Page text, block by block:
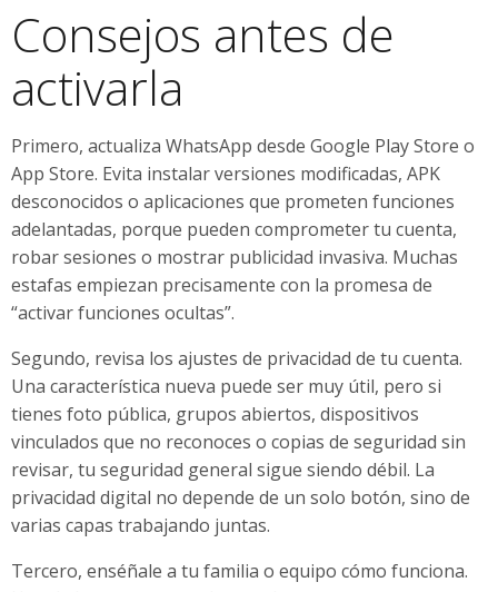
Consejos antes de
activarla
Primero, actualiza WhatsApp desde Google Play Store o
App Store. Evita instalar versiones modificadas, APK
desconocidos o aplicaciones que prometen funciones
adelantadas, porque pueden comprometer tu cuenta,
robar sesiones o mostrar publicidad invasiva. Muchas
estafas empiezan precisamente con la promesa de
“activar funciones ocultas”.
Segundo, revisa los ajustes de privacidad de tu cuenta.
Una característica nueva puede ser muy útil, pero si
tienes foto pública, grupos abiertos, dispositivos
vinculados que no reconoces o copias de seguridad sin
revisar, tu seguridad general sigue siendo débil. La
privacidad digital no depende de un solo botón, sino de
varias capas trabajando juntas.
Tercero, enséñale a tu familia o equipo cómo funciona.